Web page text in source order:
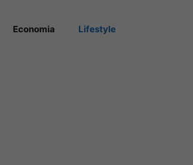
Economia Lifestyle